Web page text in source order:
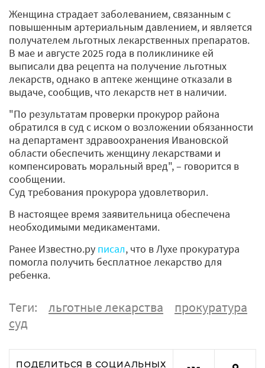
Женщина страдает заболеванием, связанным с
повышенным артериальным давлением, и является
получателем льготных лекарственных препаратов.
В мае и августе 2025 года в поликлинике ей
выписали два рецепта на получение льготных
лекарств, однако в аптеке женщине отказали в
выдаче, сообщив, что лекарств нет в наличии.
"По результатам проверки прокурор района
обратился в суд с иском о возложении обязанности
на департамент здравоохранения Ивановской
области обеспечить женщину лекарствами и
компенсировать моральный вред", – говорится в
сообщении.
Суд требования прокурора удовлетворил.
В настоящее время заявительница обеспечена
необходимыми медикаментами.
Ранее Известно.ру писал, что в Лухе прокуратура
помогла получить бесплатное лекарство для
ребенка.
Теги: льготные лекарства
прокуратура
суд
ПОДЕЛИТЬСЯ В СОЦИАЛЬНЫХ